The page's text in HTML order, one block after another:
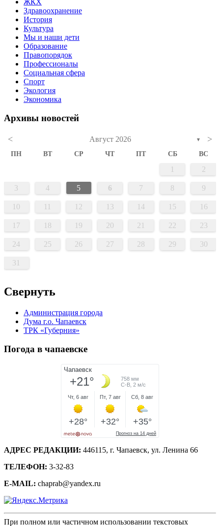
Здравоохранение
История
Культура
Мы и наши дети
Образование
Правопорядок
Профессионалы
Социальная сфера
Спорт
Экология
Экономика
Архивы новостей
< Август 2026 ▼ >
ПН ВТ СР ЧТ ПТ СБ ВС
1 2
3 4 5 6 7 8 9
10 11 12 13 14 15 16
17 18 19 20 21 22 23
24 25 26 27 28 29 30
31
Свернуть
Администрация города
Дума г.о. Чапаевск
ТРК «Губерния»
Погода в чапаевске
АДРЕС РЕДАКЦИИ: 446115, г. Чапаевск, ул. Ленина 66
ТЕЛЕФОН: 3-32-83
E-MAIL: chaprab@yandex.ru
При полном или частичном использовании текстовых